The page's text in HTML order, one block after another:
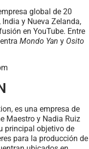
global de 20
y Nueva Zelanda,
en YouTube. Entre
Mondo Yan y Osito
es una empresa de
Maestro y Nadia Ruiz
principal objetivo de
para la producción de